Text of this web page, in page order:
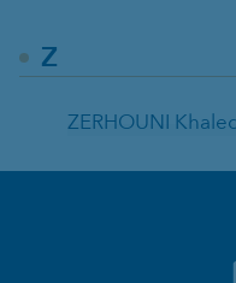
Z
ZERHOUNI